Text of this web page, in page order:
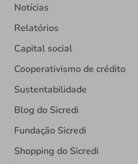
Notícias
Relatórios
Capital social
Cooperativismo de crédito
Sustentabilidade
Blog do Sicredi
Fundação Sicredi
Shopping do Sicredi